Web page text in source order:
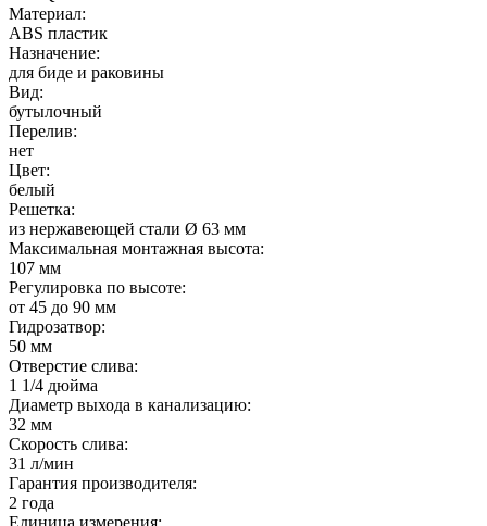
Материал:
ABS пластик
Назначение:
для биде и раковины
Вид:
бутылочный
Перелив:
нет
Цвет:
белый
Решетка:
из нержавеющей стали Ø 63 мм
Максимальная монтажная высота:
107 мм
Регулировка по высоте:
от 45 до 90 мм
Гидрозатвор:
50 мм
Отверстие слива:
1 1/4 дюйма
Диаметр выхода в канализацию:
32 мм
Скорость слива:
31 л/мин
Гарантия производителя:
2 года
Единица измерения: